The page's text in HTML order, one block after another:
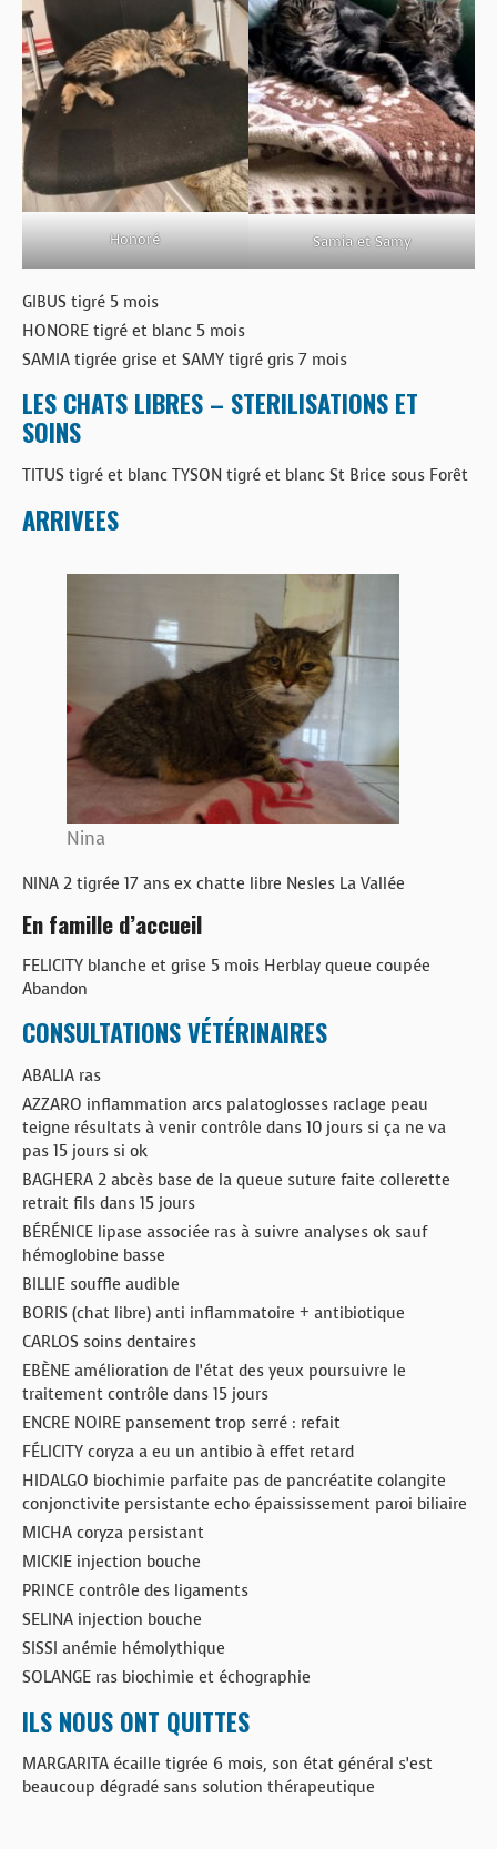
Honoré Samia et Samy
GIBUS tigré 5 mois
HONORE tigré et blanc 5 mois
SAMIA tigrée grise et SAMY tigré gris 7 mois
LES CHATS LIBRES – STERILISATIONS ET
SOINS
TITUS tigré et blanc TYSON tigré et blanc St Brice sous Forêt
ARRIVEES
Nina
NINA 2 tigrée 17 ans ex chatte libre Nesles La Vallée
En famille d’accueil
FELICITY blanche et grise 5 mois Herblay queue coupée
Abandon
CONSULTATIONS VÉTÉRINAIRES
ABALIA ras
AZZARO inflammation arcs palatoglosses raclage peau
teigne résultats à venir contrôle dans 10 jours si ça ne va
pas 15 jours si ok
BAGHERA 2 abcès base de la queue suture faite collerette
retrait fils dans 15 jours
BÉRÉNICE lipase associée ras à suivre analyses ok sauf
hémoglobine basse
BILLIE souffle audible
BORIS (chat libre) anti inflammatoire + antibiotique
CARLOS soins dentaires
EBÈNE amélioration de l’état des yeux poursuivre le
traitement contrôle dans 15 jours
ENCRE NOIRE pansement trop serré : refait
FÉLICITY coryza a eu un antibio à effet retard
HIDALGO biochimie parfaite pas de pancréatite colangite
conjonctivite persistante echo épaississement paroi biliaire
MICHA coryza persistant
MICKIE injection bouche
PRINCE contrôle des ligaments
SELINA injection bouche
SISSI anémie hémolythique
SOLANGE ras biochimie et échographie
ILS NOUS ONT QUITTES
MARGARITA écaille tigrée 6 mois, son état général s’est
beaucoup dégradé sans solution thérapeutique